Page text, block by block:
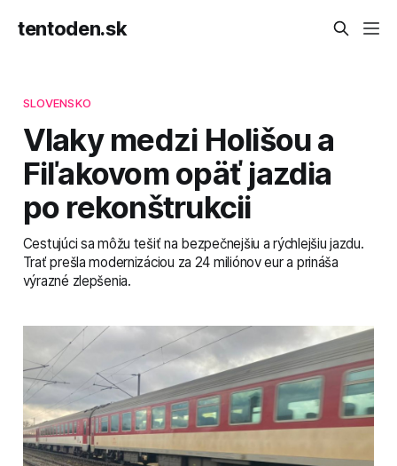
tentoden.sk
SLOVENSKO
Vlaky medzi Holišou a
Fiľakovom opäť jazdia
po rekonštrukcii
Cestujúci sa môžu tešiť na bezpečnejšiu a rýchlejšiu jazdu.
Trať prešla modernizáciou za 24 miliónov eur a prináša
výrazné zlepšenia.